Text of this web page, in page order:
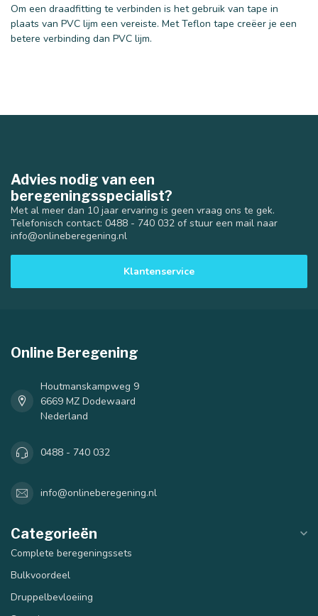
Om een draadfitting te verbinden is het gebruik van tape in
plaats van PVC lijm een vereiste. Met Teflon tape creëer je een
betere verbinding dan PVC lijm.
Advies nodig van een
beregeningsspecialist?
Met al meer dan 10 jaar ervaring is geen vraag ons te gek.
Telefonisch contact: 0488 - 740 032 of stuur een mail naar
info@onlineberegening.nl
Klantenservice
Online Beregening
Houtmanskampweg 9
6669 MZ Dodewaard
Nederland
0488 - 740 032
info@onlineberegening.nl
Categorieën
Complete beregeningssets
Bulkvoordeel
Druppelbevloeiing